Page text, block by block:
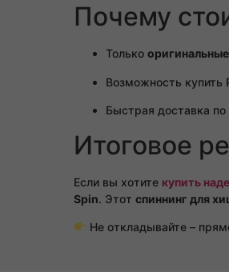
Почему
Только
Возможность купить
Быстрая доставка по
Итоговое
Если вы хотите купить
Spin. Этот спиннинг для
Не откладывайте –